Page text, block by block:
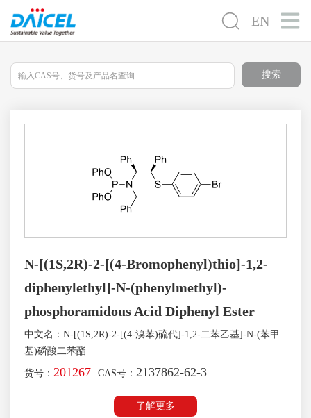
EN
搜索
N-[(1S,2R)-2-[(4-Bromophenyl)thio]-1,2-
diphenylethyl]-N-(phenylmethyl)-
phosphoramidous Acid Diphenyl Ester
中文名：N-[(1S,2R)-2-[(4-溴苯)硫代]-1,2-二苯乙基]-N-(苯甲
基)磷酸二苯酯
货号： 201267 CAS号： 2137862-62-3
了解更多